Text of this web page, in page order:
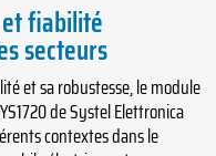
fiabilité
secteurs
et sa robustesse, le module
de Systel Elettronica
contextes dans le